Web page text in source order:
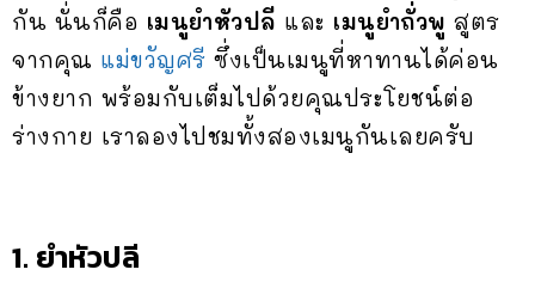
กัน นั่นก็คือ เมนูยำหัวปลี และ เมนูยำถั่วพู สูตร
จากคุณ แม่ขวัญศรี ซึ่งเป็นเมนูที่หาทานได้ค่อน
ข้างยาก พร้อมกับเต็มไปด้วยคุณประโยชน์ต่อ
ร่างกาย เราลองไปชมทั้งสองเมนูกันเลยครับ
1. ยำหัวปลี